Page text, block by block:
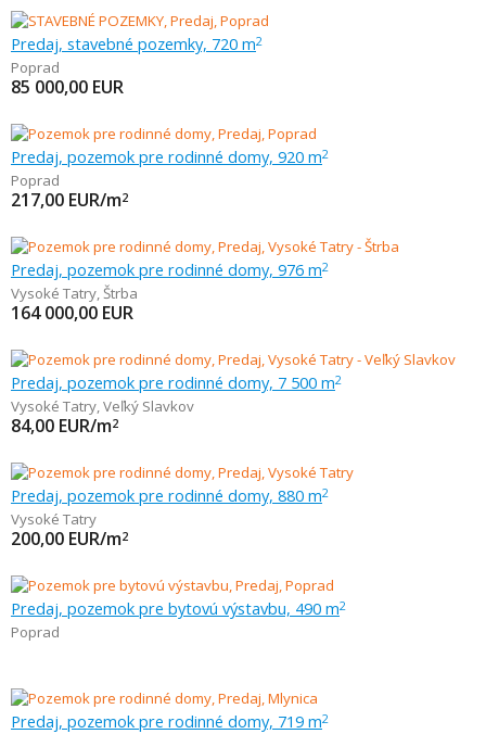
Predaj, stavebné pozemky, 720 m2
Poprad
85 000,00 EUR
Predaj, pozemok pre rodinné domy, 920 m2
Poprad
217,00 EUR/m2
Predaj, pozemok pre rodinné domy, 976 m2
Vysoké Tatry,Štrba
164 000,00 EUR
Predaj, pozemok pre rodinné domy, 7 500 m2
Vysoké Tatry,Veľký Slavkov
84,00 EUR/m2
Predaj, pozemok pre rodinné domy, 880 m2
Vysoké Tatry
200,00 EUR/m2
Predaj, pozemok pre bytovú výstavbu, 490 m2
Poprad
Predaj, pozemok pre rodinné domy, 719 m2